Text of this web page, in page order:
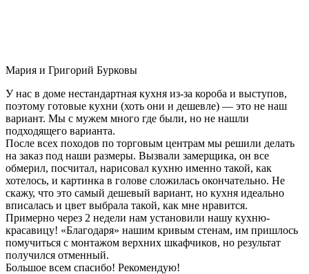
Мария и Григорий Бурковы
У нас в доме нестандартная кухня из-за короба и выступов,
поэтому готовые кухни (хоть они и дешевле) — это не наш
вариант. Мы с мужем много где были, но не нашли
подходящего варианта.
После всех походов по торговым центрам мы решили делать
на заказ под наши размеры. Вызвали замерщика, он все
обмерил, посчитал, нарисовал кухню именно такой, как
хотелось, и картинка в голове сложилась окончательно. Не
скажу, что это самый дешевый вариант, но кухня идеально
вписалась и цвет выбрала такой, как мне нравится.
Примерно через 2 недели нам установили нашу кухню-
красавицу! «Благодаря» нашим кривым стенам, им пришлось
помучиться с монтажом верхних шкафчиков, но результат
получился отменный.
Большое всем спасибо! Рекомендую!